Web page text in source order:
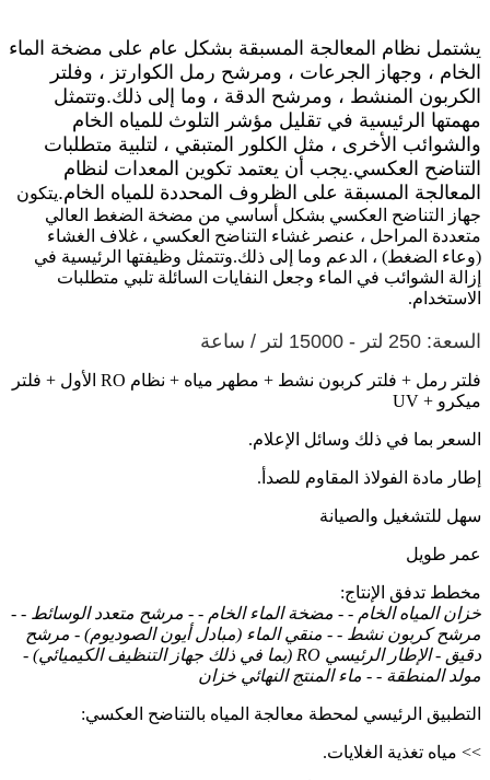
يشتمل نظام المعالجة المسبقة بشكل عام على مضخة الماء
الخام ، وجهاز الجرعات ، ومرشح رمل الكوارتز ، وفلتر
الكربون المنشط ، ومرشح الدقة ، وما إلى ذلك.وتتمثل
مهمتها الرئيسية في تقليل مؤشر التلوث للمياه الخام
والشوائب الأخرى ، مثل الكلور المتبقي ، لتلبية متطلبات
التناضح العكسي.يجب أن يعتمد تكوين المعدات لنظام
المعالجة المسبقة على الظروف المحددة للمياه الخام.يتكون
جهاز التناضح العكسي بشكل أساسي من مضخة الضغط العالي
متعددة المراحل ، عنصر غشاء التناضح العكسي ، غلاف الغشاء
(وعاء الضغط) ، الدعم وما إلى ذلك.وتتمثل وظيفتها الرئيسية في
إزالة الشوائب في الماء وجعل النفايات السائلة تلبي متطلبات
الاستخدام.
السعة: 250 لتر - 15000 لتر / ساعة
فلتر رمل + فلتر كربون نشط + مطهر مياه + نظام RO الأول + فلتر
ميكرو + UV
السعر بما في ذلك وسائل الإعلام.
إطار مادة الفولاذ المقاوم للصدأ.
سهل للتشغيل والصيانة
عمر طويل
مخطط تدفق الإنتاج:
خزان المياه الخام - - مضخة الماء الخام - - مرشح متعدد الوسائط - -
مرشح كربون نشط - - منقي الماء (مبادل أيون الصوديوم) - مرشح
دقيق - الإطار الرئيسي RO (بما في ذلك جهاز التنظيف الكيميائي) -
مولد المنطقة - - ماء المنتج النهائي خزان
التطبيق الرئيسي لمحطة معالجة المياه بالتناضح العكسي:
>> مياه تغذية الغلايات.